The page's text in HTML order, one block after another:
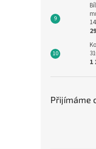
1
Přijímáme